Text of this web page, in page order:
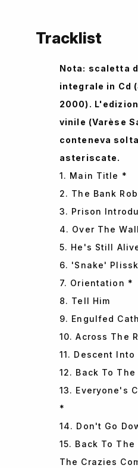
Tracklist
Nota: scaletta
integrale in Cd
2000).
vinile (Varèse
conteneva
asteriscate.
1. Main Title *
2. The Bank
3. Prison
4. Over The
5. He's Still
6. 'Snake'
7. Orientation *
8. Tell Him
9. Engulfed
10. Across The
11. Descent Into
12. Back To
13. Everyone's
*
14. Don't Go
15. Back To
The Crazies